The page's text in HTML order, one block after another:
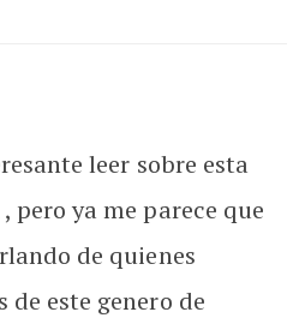
leer sobre esta
pero ya me parece que
de quienes
este genero de